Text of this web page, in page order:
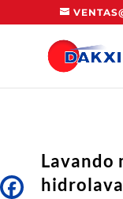
Lavando